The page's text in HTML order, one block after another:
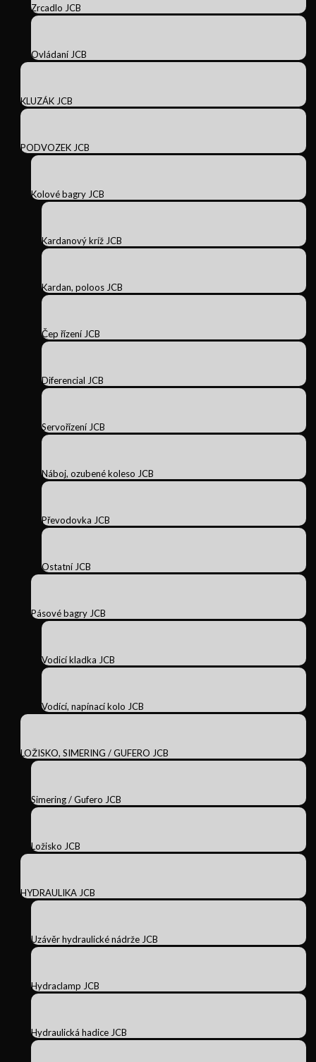
Zrcadlo JCB
Ovládaní JCB
KLUZÁK JCB
PODVOZEK JCB
Kolové bagry JCB
Kardanový kríž JCB
Kardan, poloos JCB
Čep řízení JCB
Diferencial JCB
Servořízení JCB
Náboj, ozubené koleso JCB
Převodovka JCB
Ostatní JCB
Pásové bagry JCB
Vodicí kladka JCB
Vodící, napínací kolo JCB
LOŽISKO, SIMERING / GUFERO JCB
Simering / Gufero JCB
Ložisko JCB
HYDRAULIKA JCB
Uzávěr hydraulické nádrže JCB
Hydraclamp JCB
Hydraulická hadice JCB